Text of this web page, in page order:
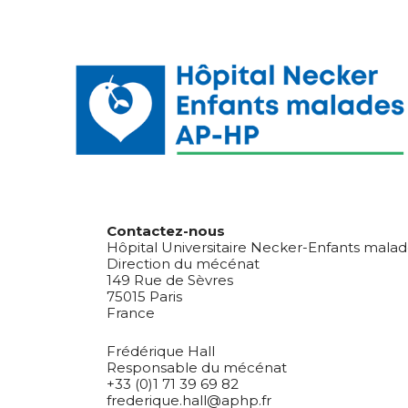
Contactez-nous
Hôpital Universitaire Necker-Enfants
Direction du mécénat
149 Rue de Sèvres
75015 Paris
France
Frédérique Hall
Responsable du mécénat
+33 (0)1 71 39 69 82
frederique.hall@aphp.fr